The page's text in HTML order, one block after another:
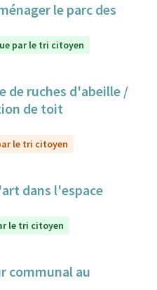
le parc des
par le tri citoyen
de ruches d'abeille /
de toit
le tri citoyen
dans l'espace
le tri citoyen
communal au